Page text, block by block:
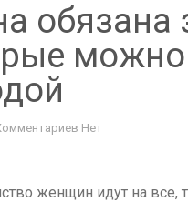
обязана
можно
Нет
женщин идут на все,